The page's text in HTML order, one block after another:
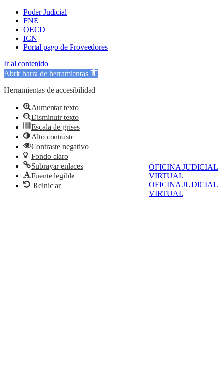
OFICINA JUDICIAL
VIRTUAL
OFICINA JUDICIAL
VIRTUAL
Poder Judicial
FNE
OECD
ICN
Portal pago de Proveedores
Ir al contenido
Abrir barra de herramientas
Herramientas de accesibilidad
Aumentar texto
Disminuir texto
Escala de grises
Alto contraste
Contraste negativo
Fondo claro
Subrayar enlaces
Fuente legible
Reiniciar